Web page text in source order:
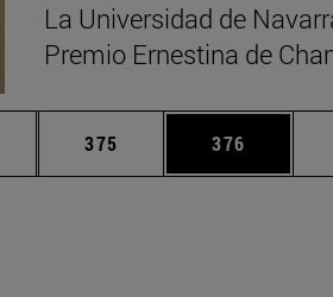
La Universidad de
Premio Ernestina de
Páginas intermedias Use TAB para
Página
375 Página
376